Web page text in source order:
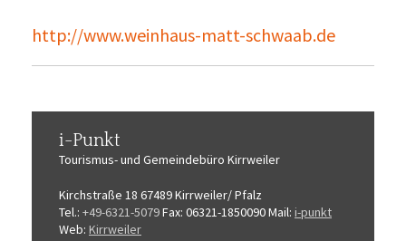
http://www.weinhaus-matt-schwaab.de
i-Punkt
Tourismus-und Gemeindebüro Kirrweiler
Kirchstraße 18 67489 Kirrweiler/ Pfalz
Tel.: +49-6321-5079Fax: 06321-1850090Mail: i-punkt
Web: Kirrweiler